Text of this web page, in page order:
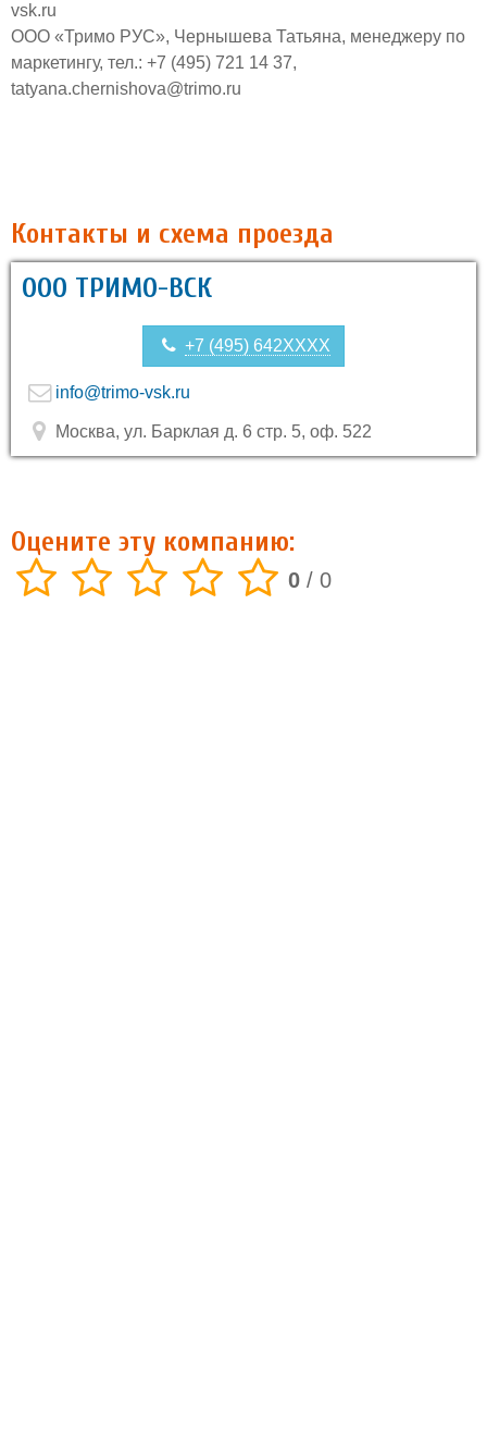
vsk.ru
ООО «Тримо РУС», Чернышева Татьяна, менеджеру по
маркетингу, тел.: +7 (495) 721 14 37,
tatyana.chernishova@trimo.ru
Контакты и схема проезда
ООО ТРИМО-ВСК
+7 (495) 642XXXX
info@trimo-vsk.ru
Москва, ул. Барклая д. 6 стр. 5, оф. 522
Оцените эту компанию:
0 / 0